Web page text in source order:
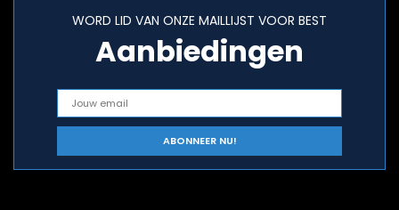
WORD LID VAN ONZE MAILLIJST VOOR BEST
Aanbiedingen